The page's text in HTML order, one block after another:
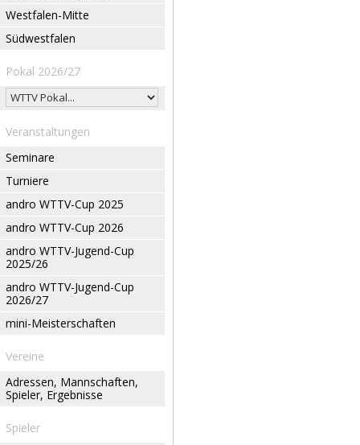
Westfalen-Mitte
Südwestfalen
Pokal 2026/27
Veranstaltungen
Seminare
Turniere
andro WTTV-Cup 2025
andro WTTV-Cup 2026
andro WTTV-Jugend-Cup
2025/26
andro WTTV-Jugend-Cup
2026/27
mini-Meisterschaften
Vereine
Adressen, Mannschaften,
Spieler, Ergebnisse
Spieler